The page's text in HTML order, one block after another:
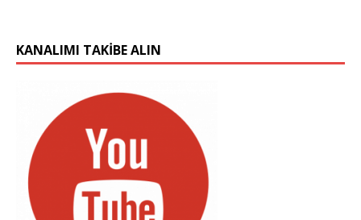
KANALIMI TAKIBE ALIN